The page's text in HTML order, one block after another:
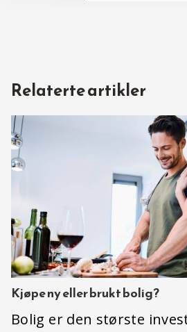
Relaterte artikler
Kjøpe ny eller brukt bolig?
Bolig er den største